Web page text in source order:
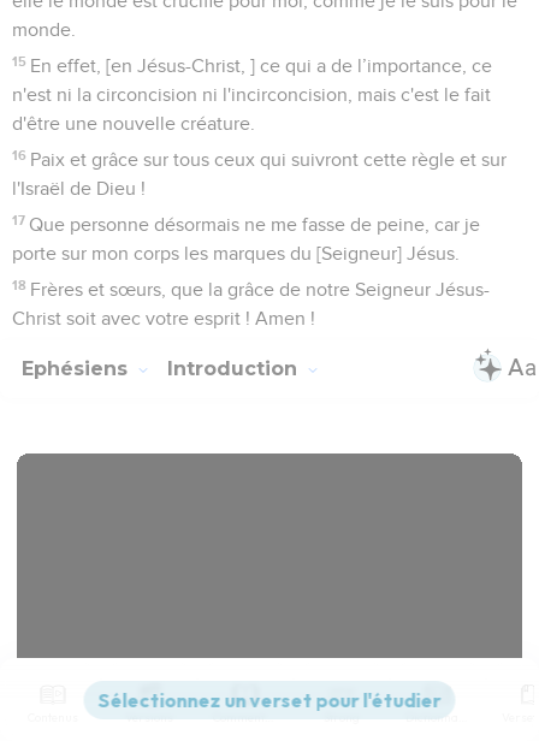
monde.
15 En effet, [en Jésus-Christ, ] ce qui a de l’importance, ce
n'est ni la circoncision ni l'incirconcision, mais c'est le fait
d'être une nouvelle créature.
16 Paix et grâce sur tous ceux qui suivront cette règle et sur
l'Israël de Dieu !
17 Que personne désormais ne me fasse de peine, car je
porte sur mon corps les marques du [Seigneur] Jésus.
18 Frères et sœurs, que la grâce de notre Seigneur Jésus-
Christ soit avec votre esprit ! Amen !
Ephésiens Introduction
Versions Commentaires Strong